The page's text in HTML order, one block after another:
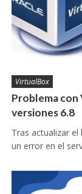
VirtualBox
Problema
versiones 6.8
Tras actualizar el
un error en el